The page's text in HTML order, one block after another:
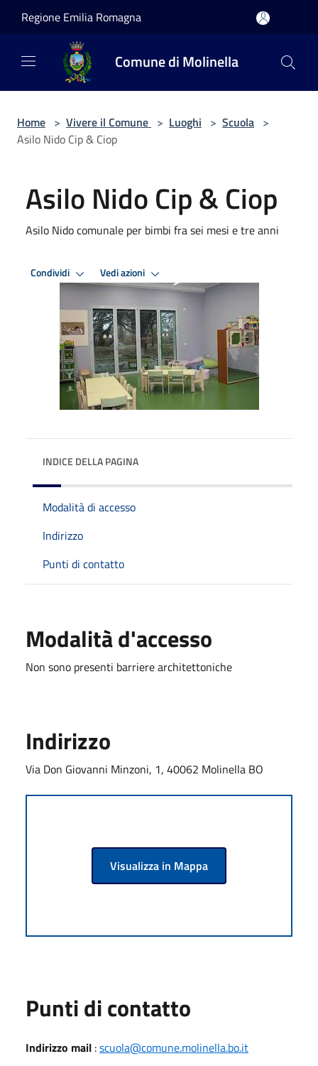
Regione Emilia Romagna
Comune di Molinella
Home > Vivere il Comune > Luoghi > Scuola >
Asilo Nido Cip & Ciop
Asilo Nido Cip & Ciop
Asilo Nido comunale per bimbi fra sei mesi e tre anni
Condividi Vedi azioni
INDICE DELLA PAGINA
Modalità di accesso
Indirizzo
Punti di contatto
Modalità d'accesso
Non sono presenti barriere architettoniche
Indirizzo
Via Don Giovanni Minzoni, 1, 40062 Molinella BO
Visualizza in Mappa
Punti di contatto
Indirizzo mail :scuola@comune.molinella.bo.it